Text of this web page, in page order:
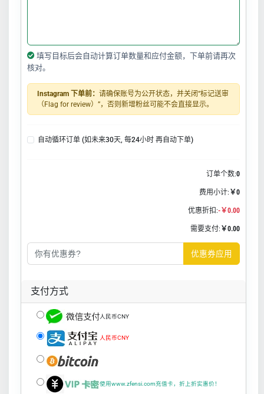
填写目标后会自动计算订单数量和应付金额，下单前请再次
核对。
Instagram 下单前： 请确保账号为公开状态，并关闭“标记送审
（Flag for review）”，否则新增粉丝可能不会直接显示。
自动循环订单 (如未来30天, 每24小时 再自动下单)
订单个数:0
费用小计: ￥0
优惠折扣:-￥0.00
需要支付: ￥0.00
优惠券应用
支付方式
人民币CNY
人民币CNY
使用www.zfensi.com充值卡，折上折实惠价！